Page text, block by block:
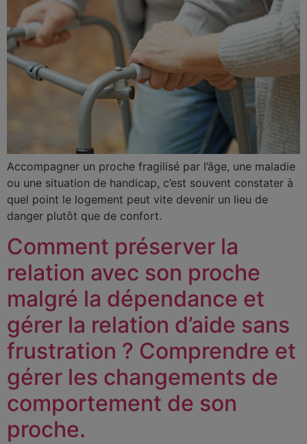
Accompagner un proche fragilisé par l’âge, une maladie
ou une situation de handicap, c’est souvent constater à
quel point le logement peut vite devenir un lieu de
danger plutôt que de confort.
Comment préserver la
relation avec son proche
malgré la dépendance et
gérer la relation d’aide sans
frustration ? Comprendre et
gérer les changements de
comportement de son
proche.